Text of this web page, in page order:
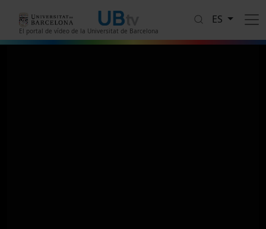
El portal de vídeo de la Universitat de Barcelona
ES